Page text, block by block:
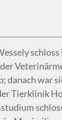
Fertigkeiten
natürlich
ich in
weiter
schloss
danach war
Tierklinik